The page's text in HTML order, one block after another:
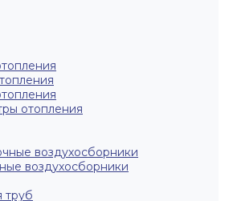
отопления
воздухосборники
воздухосборники
труб